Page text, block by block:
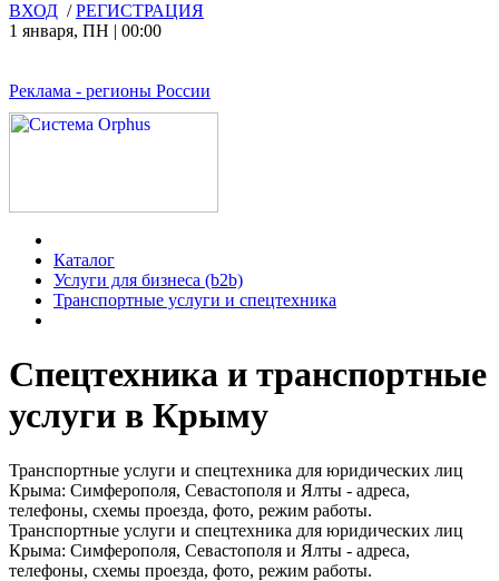
ВХОД /РЕГИСТРАЦИЯ
1 января, ПН | 00:00
Реклама - регионы России
Каталог
Услуги для бизнеса (b2b)
Транспортные услуги и спецтехника
Спецтехника и транспортные
услуги в Крыму
Транспортные услуги и спецтехника для юридических лиц
Крыма: Симферополя, Севастополя и Ялты - адреса,
телефоны, схемы проезда, фото, режим работы.
Транспортные услуги и спецтехника для юридических лиц
Крыма: Симферополя, Севастополя и Ялты - адреса,
телефоны, схемы проезда, фото, режим работы.